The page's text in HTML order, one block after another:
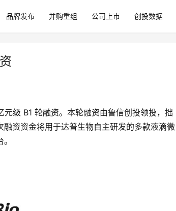
品牌发布 并购重组 公司上市 创投数据
元级 B1 轮融资。本轮融资由鲁信创投领投，拙
资资金将用于达普生物自主研发的多款液滴微